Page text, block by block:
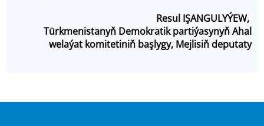
Resul IŞANGULYÝEW,
Türkmenistanyň Demokratik partiýasynyň Ahal
welaýat komitetiniň başlygy, Mejlisiň deputaty